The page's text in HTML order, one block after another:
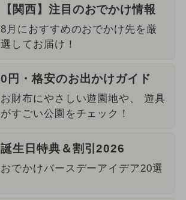
【関西】注目のおでかけ情報
8月におすすめのおでかけ先を厳
選してお届け！
0円・格安のお出かけガイド
お財布にやさしい遊園地や、 遊具
がすごい公園をチェック！
誕生日特典＆割引2026
おでかけバースデーアイデア20選